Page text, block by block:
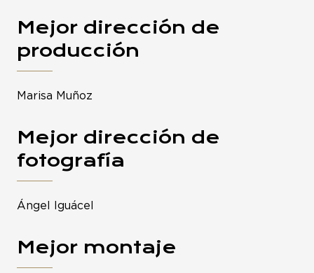
Mejor dirección de
producción
Marisa Muñoz
Mejor dirección de
fotografía
Ángel Iguácel
Mejor montaje